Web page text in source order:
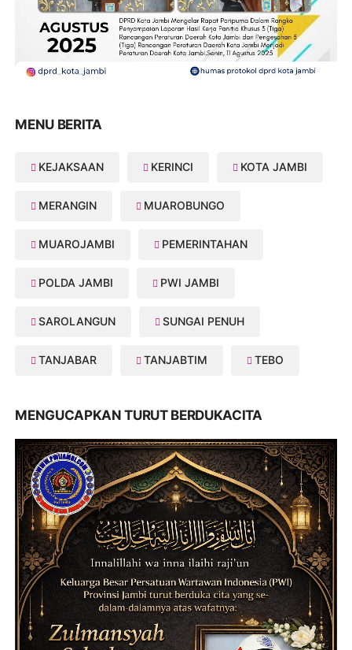
MENU BERITA
KEJAKSAAN KERINCI KOTA JAMBI
MERANGIN MUAROBUNGO
MUAROJAMBI PEMERINTAHAN
POLDA JAMBI PWI JAMBI
SAROLANGUN SUNGAI PENUH
TANJABAR TANJABTIM TEBO
MENGUCAPKAN TURUT BERDUKACITA